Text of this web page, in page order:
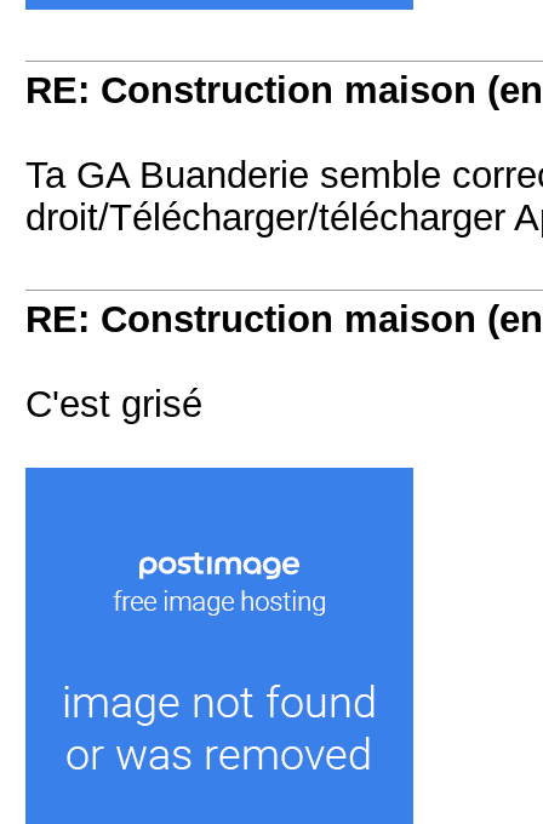
RE: Construction maison
Ta GA Buanderie semble
droit/Télécharger/télécharger
RE: Construction maison
C'est grisé